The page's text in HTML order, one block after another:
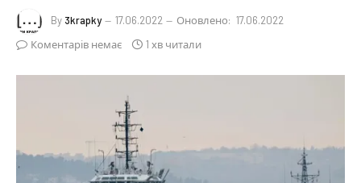
By 3krapky 17.06.2022 Оновлено: 17.06.2022
Коментарів немає
1 хв читали